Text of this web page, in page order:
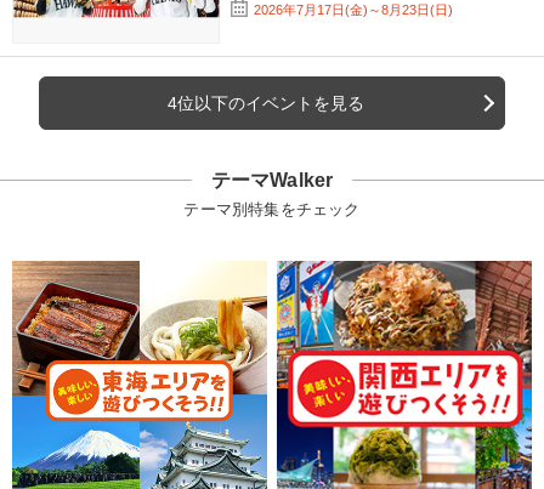
2026年7月17日(金)～8月23日(日)
4位以下のイベントを見る
テーマWalker
テーマ別特集をチェック